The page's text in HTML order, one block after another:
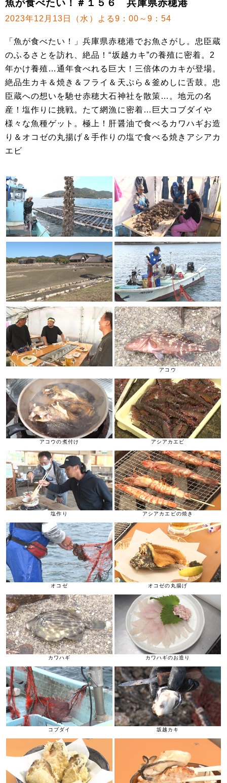
魚が食べたい！＃１５６ 兵庫県赤穂港
2023年12月13日（水）よる9：00～9：54
「魚が食べたい！」兵庫県赤穂港でお魚さがし。忠臣蔵
のふるさとを訪れ、絶品！“坂越カキ”の養殖に密着。2
年かけ養殖…通年食べれる巨大！三倍体のカキが登場。
絶品生カキ＆焼き＆フライ＆天ぷら＆釜めしに舌鼓。忠
臣蔵への想いを馳せ赤穂大石神社を散策…。地元の名
産！塩作りに挑戦。たて網漁に密着…巨大コブダイや
様々な魚種ゲット。極上！肝醤油で食べるカワハギお造
り＆オコゼの丸揚げ＆手作りの塩で食べる焼きアシアカ
エビ
アコウ
アコウの煮付け アシアカエビ
塩作り アシアカエビの焼き
オコゼ オコゼの丸揚げ
カワハギ カワハギのお造り
コブダイ 坂越カキ